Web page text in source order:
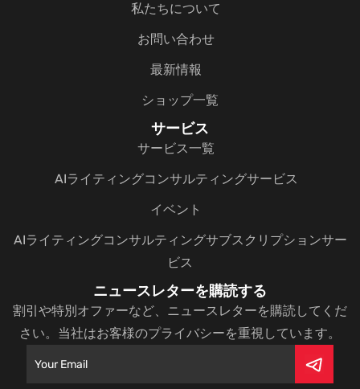
私たちについて
お問い合わせ
最新情報
ショップ一覧
サービス
サービス一覧
AIライティングコンサルティングサービス
イベント
AIライティングコンサルティングサブスクリプションサー
ビス
ニュースレターを購読する
割引や特別オファーなど、ニュースレターを購読してくだ
さい。当社はお客様のプライバシーを重視しています。